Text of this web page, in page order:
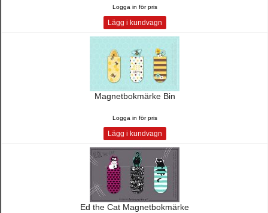
Logga in för pris
Lägg i kundvagn
Magnetbokmärke Bin
Logga in för pris
Lägg i kundvagn
Ed the Cat Magnetbokmärke